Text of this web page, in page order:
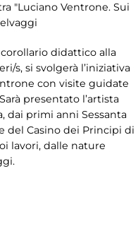
"Luciano Ventrone. Sui
didattico alla
s, si svolgerà l’iniziativa
con visite guidate
Sarà presentato l’artista
dai primi anni Sessanta
del Casino dei Principi di
lavori, dalle nature